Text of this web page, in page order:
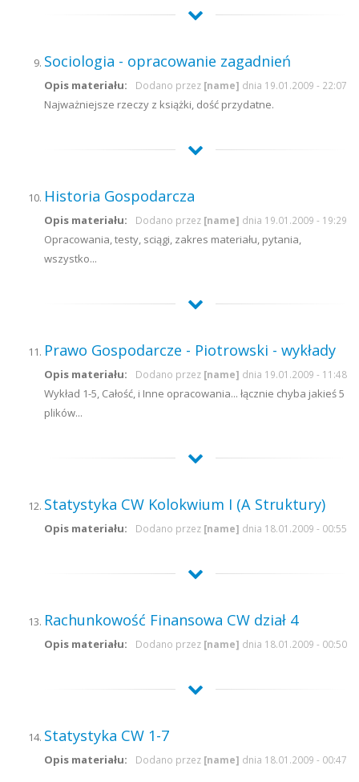
Sociologia - opracowanie zagadnień
Dodano przez [name] dnia 19.01.2009 - 22:07
Opis materiału:
Najważniejsze rzeczy z książki, dość przydatne.
Historia Gospodarcza
Dodano przez [name] dnia 19.01.2009 - 19:29
Opis materiału:
Opracowania, testy, sciągi, zakres materiału, pytania,
wszystko...
Prawo Gospodarcze - Piotrowski - wykłady
Dodano przez [name] dnia 19.01.2009 - 11:48
Opis materiału:
Wykład 1-5, Całość, i Inne opracowania... łącznie chyba jakieś 5
plików...
Statystyka CW Kolokwium I (A Struktury)
Dodano przez [name] dnia 18.01.2009 - 00:55
Opis materiału:
Rachunkowość Finansowa CW dział 4
Dodano przez [name] dnia 18.01.2009 - 00:50
Opis materiału:
Statystyka CW 1-7
Dodano przez [name] dnia 18.01.2009 - 00:47
Opis materiału: